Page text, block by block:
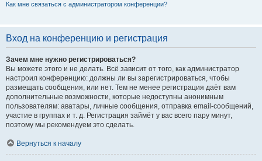
Как мне связаться с администратором конференции?
Вход на конференцию и регистрация
Зачем мне нужно регистрироваться?
Вы можете этого и не делать. Всё зависит от того, как администратор
настроил конференцию: должны ли вы зарегистрироваться, чтобы
размещать сообщения, или нет. Тем не менее регистрация даёт вам
дополнительные возможности, которые недоступны анонимным
пользователям: аватары, личные сообщения, отправка email-сообщений,
участие в группах и т. д. Регистрация займёт у вас всего пару минут,
поэтому мы рекомендуем это сделать.
Вернуться к началу